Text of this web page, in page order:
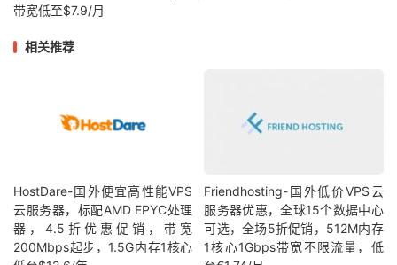
带宽低至$7.9/月
相关推荐
HostDare-国外便宜高性能VPS
云服务器，标配AMD EPYC处理
器，4.5折优惠促销，带宽
200Mbps起步，1.5G内存1核心
Friendhosting-国外低价VPS云
服务器优惠，全球15个数据中心
可选，全场5折促销，512M内存
1核心1Gbps带宽不限流量，低